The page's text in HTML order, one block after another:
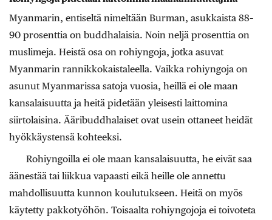
Myanmarin, entiseltä nimeltään Burman, asukkaista 88–
90 prosenttia on buddhalaisia. Noin neljä prosenttia on
muslimeja. Heistä osa on rohiyngoja, jotka asuvat
Myanmarin rannikkokaistaleella. Vaikka rohiyngoja on
asunut Myanmarissa satoja vuosia, heillä ei ole maan
kansalaisuutta ja heitä pidetään yleisesti laittomina
siirtolaisina. Ääribuddhalaiset ovat usein ottaneet heidät
hyökkäystensä kohteeksi.
Rohiyngoilla ei ole maan kansalaisuutta, he eivät saa
äänestää tai liikkua vapaasti eikä heille ole annettu
mahdollisuutta kunnon koulutukseen. Heitä on myös
käytetty pakkotyöhön. Toisaalta rohiyngojoja ei toivoteta